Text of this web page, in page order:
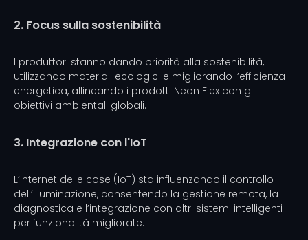
2. Focus sulla sostenibilità
I produttori stanno dando priorità alla sostenibilità,
utilizzando materiali ecologici e migliorando l’efficienza
energetica, allineando i prodotti Neon Flex con gli
obiettivi ambientali globali.
3. Integrazione con l'IoT
L’Internet delle cose (IoT) sta influenzando il controllo
dell’illuminazione, consentendo la gestione remota, la
diagnostica e l’integrazione con altri sistemi intelligenti
per funzionalità migliorate.